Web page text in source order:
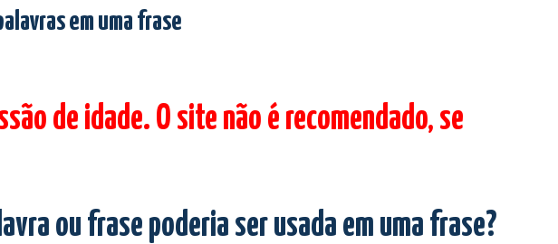
em uma frase
de idade. O site não é recomendado, se
ou frase poderia ser usada em uma frase?